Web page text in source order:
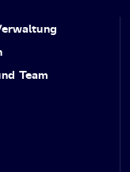
Team